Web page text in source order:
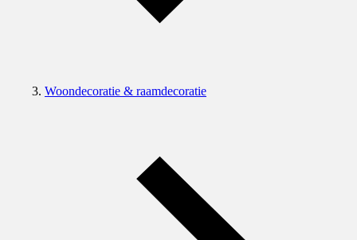
Woondecoratie & raamdecoratie